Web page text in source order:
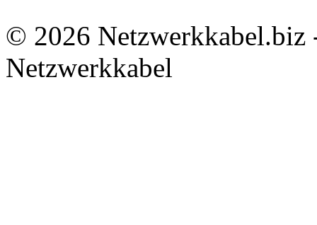
© 2026 Netzwerkkabel.biz
Netzwerkkabel